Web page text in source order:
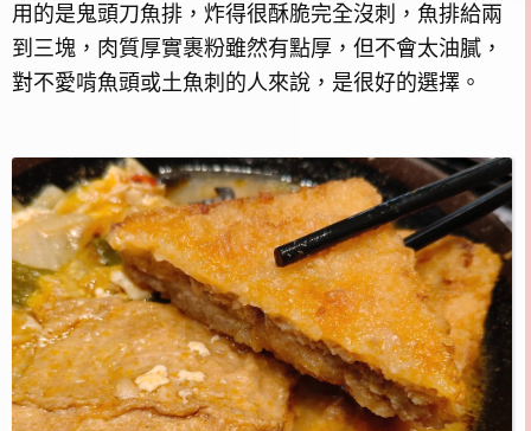
用的是鬼頭刀魚排，炸得很酥脆完全沒刺，魚排給兩
到三塊，肉質厚實裹粉雖然有點厚，但不會太油膩，
對不愛啃魚頭或土魚刺的人來說，是很好的選擇。